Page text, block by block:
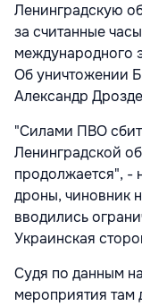
Ленинградскую
за считанные
международного
Об уничтожении
Александр
"Силами ПВО
Ленинградской
продолжается", -
дроны, чиновник
вводились
Украинская
Судя по данным
мероприятия там